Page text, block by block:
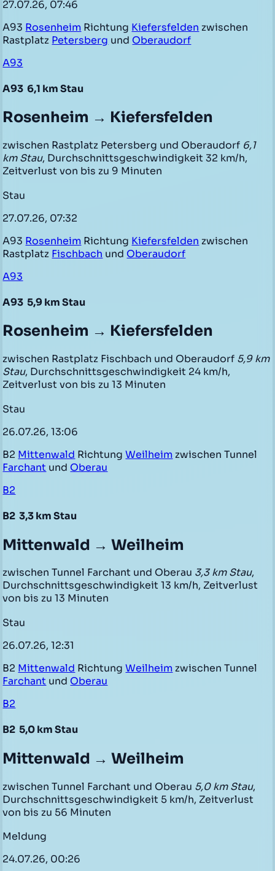
27.07.26, 07:46
A93 Rosenheim Richtung Kiefersfelden zwischen
Rastplatz Petersberg und Oberaudorf
A93
A93 6,1 km Stau
Rosenheim → Kiefersfelden
zwischen Rastplatz Petersberg und Oberaudorf 6,1
km Stau, Durchschnittsgeschwindigkeit 32 km/h,
Zeitverlust von bis zu 9 Minuten
Stau
27.07.26, 07:32
A93 Rosenheim Richtung Kiefersfelden zwischen
Rastplatz Fischbach und Oberaudorf
A93
A93 5,9 km Stau
Rosenheim → Kiefersfelden
zwischen Rastplatz Fischbach und Oberaudorf 5,9 km
Stau, Durchschnittsgeschwindigkeit 24 km/h,
Zeitverlust von bis zu 13 Minuten
Stau
26.07.26, 13:06
B2 Mittenwald RichtungWeilheim zwischen Tunnel
Farchant und Oberau
B2
B2 3,3 km Stau
Mittenwald → Weilheim
zwischen Tunnel Farchant und Oberau 3,3 km Stau,
Durchschnittsgeschwindigkeit 13 km/h, Zeitverlust
von bis zu 13 Minuten
Stau
26.07.26, 12:31
B2 Mittenwald RichtungWeilheim zwischen Tunnel
Farchant und Oberau
B2
B2 5,0 km Stau
Mittenwald → Weilheim
zwischen Tunnel Farchant und Oberau 5,0 km Stau,
Durchschnittsgeschwindigkeit 5 km/h, Zeitverlust
von bis zu 56 Minuten
Meldung
24.07.26, 00:26